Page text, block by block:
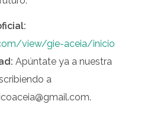
view/gie-aceia/inicio
Apúntate ya a nuestra
a